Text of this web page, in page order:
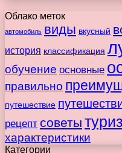
Облако меток
автомобиль виды вкусный
история классификация
обучение основные
правильно
путешествие
рецепт советы
характеристики
Категории